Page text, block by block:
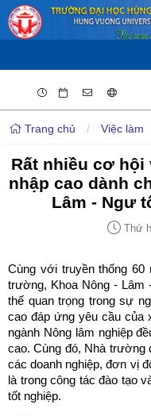
Trang chủ / Việc làm
Rất nhiều cơ
nhập cao dành
Lâm - Ngư
Thứ
Cùng với truyền thống
trường, Khoa Nông - Lâm
thế quan trọng trong sự
cao đáp ứng yêu cầu của
ngành Nông lâm nghiệp
cao. Cùng đó, Nhà
các doanh nghiệp, đơn vị
là trong công tác đào tạo
tốt nghiệp.